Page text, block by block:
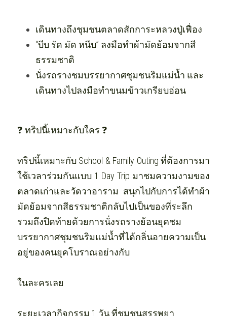
เดินทางถึงชุมชนตลาดสักการะหลวงปู่เฟื่อง
“บีบ รัด มัด หนีบ” ลงมือทำผ้ามัดย้อมจากสี
ธรรมชาติ
นั่งรถรางชมบรรยากาศชุมชนริมแม่น้ำ และ
เดินทางไปลงมือทำขนมข้าวเกรียบอ่อน
❓ ทริปนี้เหมาะกับใคร ❓
ทริปนี้เหมาะกับ School & Family Outing ที่ต้องการมา
ใช้เวลาร่วมกันแบบ 1 Day Trip มาชมความงามของ
ตลาดเก่าและวัดวาอาราม สนุกไปกับการได้ทำผ้า
มัดย้อมจากสีธรรมชาติกลับไปเป็นของที่ระลึก
รวมถึงปิดท้ายด้วยการนั่งรถรางย้อนยุคชม
บรรยากาศชุมชนริมแม่น้ำที่ได้กลิ่นอายความเป็น
อยู่ของคนยุคโบราณอย่างกับ
ในละครเลย
ระยะเวลากิจกรรม 1 วัน ที่ชุมชนสรรพยา